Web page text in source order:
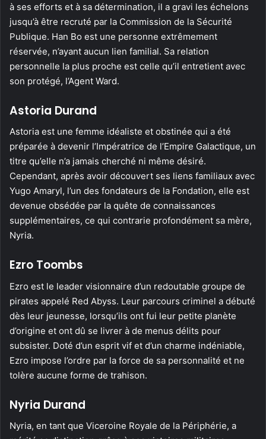
à ses efforts et à sa détermination, il a gravi les échelons
jusqu’à être recruté par la Commission de la Sécurité
Publique. Han Bo est une personne extrêmement
réservée, n’ayant aucun lien familial. Sa relation
personnelle la plus proche est celle qu’il entretient avec
son protégé, l’Agent Ward.
Astoria Durand
Astoria est une femme idéaliste et obstinée qui a été
préparée à devenir l’Impératrice de l’Empire Galactique, un
titre qu’elle n’a jamais cherché ni même désiré.
Cependant, après avoir découvert ses liens familiaux avec
Yugo Amaryl, l’un des fondateurs de la Fondation, elle est
devenue obsédée par la quête de connaissances
supplémentaires, ce qui contrarie profondément sa mère,
Nyria.
Ezro Toombs
Ezro est le leader visionnaire d’un redoutable groupe de
pirates appelé Red Abyss. Leur parcours criminel a débuté
dès leur jeunesse, lorsqu’ils ont fui leur petite planète
d’origine et ont dû se livrer à de menus délits pour
subsister. Doté d’un esprit vif et d’un charme indéniable,
Ezro impose l’ordre par la force de sa personnalité et ne
tolère aucune forme de trahison.
Nyria Durand
Nyria, en tant que Viceroine Royale de la Périphérie, a